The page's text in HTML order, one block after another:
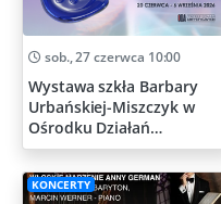
sob., 27 czerwca 10:00
Wystawa szkła Barbary
Urbańskiej-Miszczyk w
Ośrodku Działań
Artystycznych
KONCERTY